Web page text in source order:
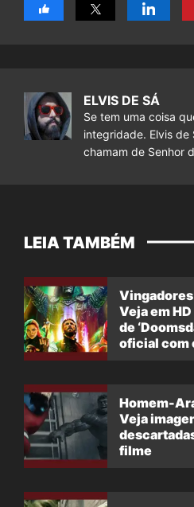
ELVIS DE SÁ
Se tem uma coisa
integridade. Elvis de
chamam de Senhor
LEIA TAMBÉM
Veja em
de
oficial com
Homem-
Veja
filme